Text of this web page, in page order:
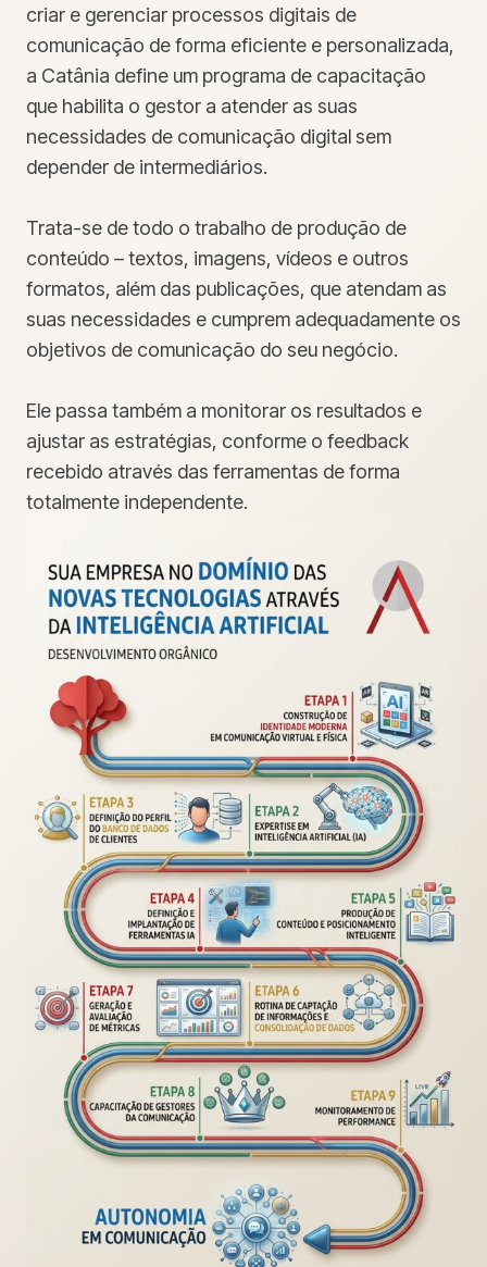
criar e gerenciar processos digitais de
comunicação de forma eficiente e personalizada,
a Catânia define um programa de capacitação
que habilita o gestor a atender as suas
necessidades de comunicação digital sem
depender de intermediários.
Trata-se de todo o trabalho de produção de
conteúdo – textos, imagens, vídeos e outros
formatos, além das publicações, que atendam as
suas necessidades e cumprem adequadamente os
objetivos de comunicação do seu negócio.
Ele passa também a monitorar os resultados e
ajustar as estratégias, conforme o feedback
recebido através das ferramentas de forma
totalmente independente.